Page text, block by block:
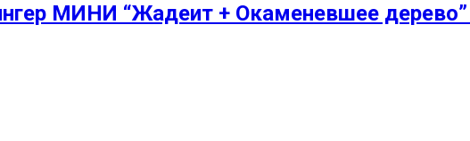
МИНИ “Жадеит + Окаменевшее